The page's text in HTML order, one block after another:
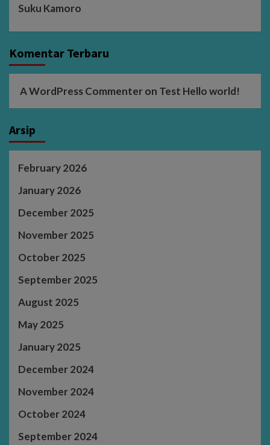
Suku Kamoro
Komentar Terbaru
A WordPress Commenteron Test Hello world!
Arsip
February 2026
January 2026
December 2025
November 2025
October 2025
September 2025
August 2025
May 2025
January 2025
December 2024
November 2024
October 2024
September 2024